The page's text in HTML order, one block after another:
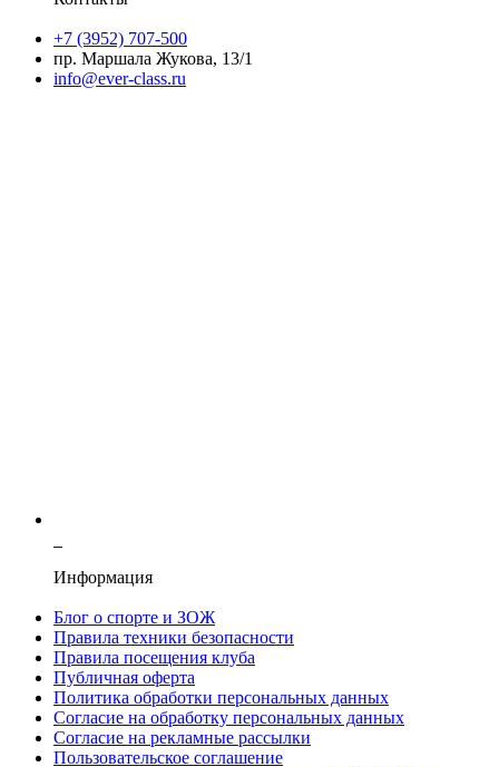
+7 (3952) 707-500
пр. Маршала Жукова, 13/1
info@ever-class.ru
Информация
Блог о спорте и ЗОЖ
Правила техники безопасности
Правила посещения клуба
Публичная оферта
Политика обработки персональных данных
Согласие на обработку персональных данных
Согласие на рекламные рассылки
Пользовательское соглашение